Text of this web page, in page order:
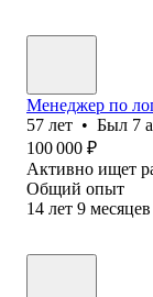
Менеджер по
57 лет • Был 7
100 000 ₽
Активно ищет
Общий опыт
14 лет 9 месяцев